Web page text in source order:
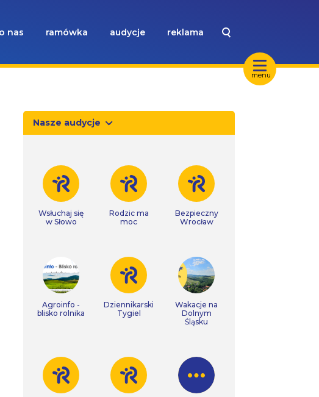
menu
o nas ramówka audycje reklama
Nasze audycje
Wsłuchaj się
w Słowo
Rodzic ma
moc
Bezpieczny
Wrocław
Agroinfo -
blisko rolnika
Dziennikarski
Tygiel
Wakacje na
Dolnym
Śląsku